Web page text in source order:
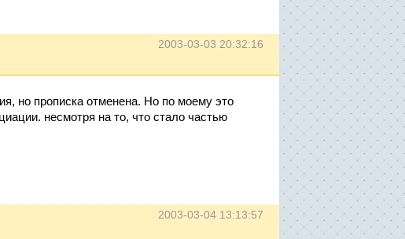
2003-03-03 20:32:16
но прописка отменена. Но по моему это
несмотря на то, что стало частью
2003-03-04 13:13:57